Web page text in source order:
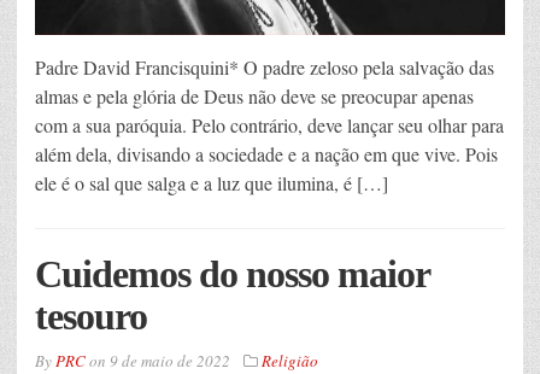
Padre David Francisquini* O padre zeloso pela salvação das
almas e pela glória de Deus não deve se preocupar apenas
com a sua paróquia. Pelo contrário, deve lançar seu olhar para
além dela, divisando a sociedade e a nação em que vive. Pois
ele é o sal que salga e a luz que ilumina, é […]
Cuidemos do nosso maior
tesouro
ByPRCon 9 de maio de 2022 Religião